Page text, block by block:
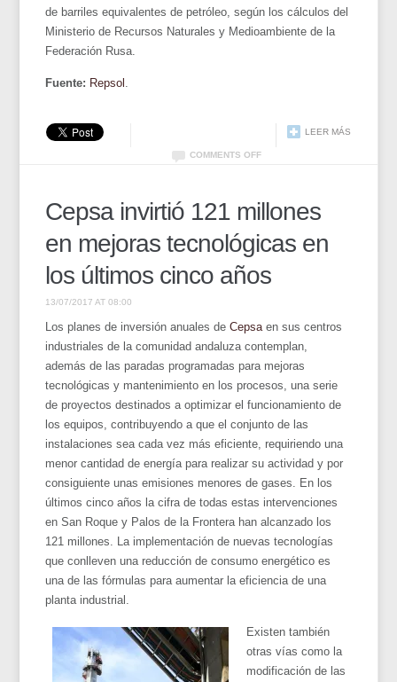
de barriles equivalentes de petróleo, según los cálculos del
Ministerio de Recursos Naturales y Medioambiente de la
Federación Rusa.
Fuente: Repsol
LEER MÁS
COMMENTS OFF
Cepsa invirtió 121 millones
en mejoras tecnológicas en
los últimos cinco años
13/07/2017 AT 08:00
Los planes de inversión anuales deCepsaen sus centros
industriales de la comunidad andaluza contemplan,
además de las paradas programadas para mejoras
tecnológicas y mantenimiento en los procesos, una serie
de proyectos destinados a optimizar el funcionamiento de
los equipos, contribuyendo a que el conjunto de las
instalaciones sea cada vez más eficiente, requiriendo una
menor cantidad de energía para realizar su actividad y por
consiguiente unas emisiones menores de gases. En los
últimos cinco años la cifra de todas estas intervenciones
en San Roque y Palos de la Frontera han alcanzado los
121 millones. La implementación de nuevas tecnologías
que conlleven una reducción de consumo energético es
una de las fórmulas para aumentar la eficiencia de una
planta industrial.
Existen también
otras vías como la
modificación de las